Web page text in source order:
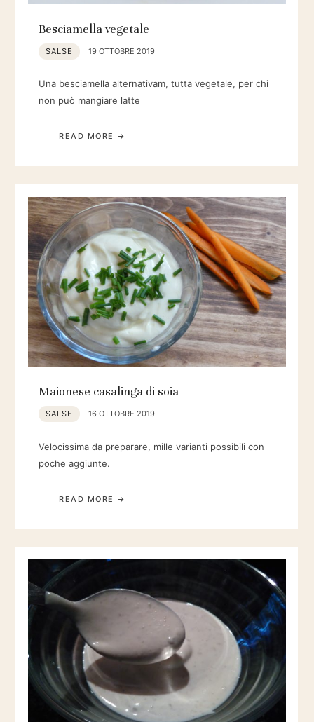
Besciamella vegetale
SALSE 19 OTTOBRE 2019
Una besciamella alternativam, tutta vegetale, per chi
non può mangiare latte
READ MORE
Maionese casalinga di soia
SALSE 16 OTTOBRE 2019
Velocissima da preparare, mille varianti possibili con
poche aggiunte.
READ MORE